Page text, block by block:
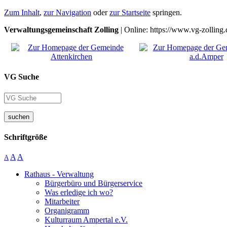
Zum Inhalt, zur Navigation oderzur Startseite springen.
Verwaltungsgemeinschaft Zolling | Online: https://www.vg-
VG Suche
suchen
Schriftgröße
A A A
Rathaus - Verwaltung
Bürgerbüro und Bürgerservice
Was erledige ich wo?
Mitarbeiter
Organigramm
Kulturraum Ampertal e.V.